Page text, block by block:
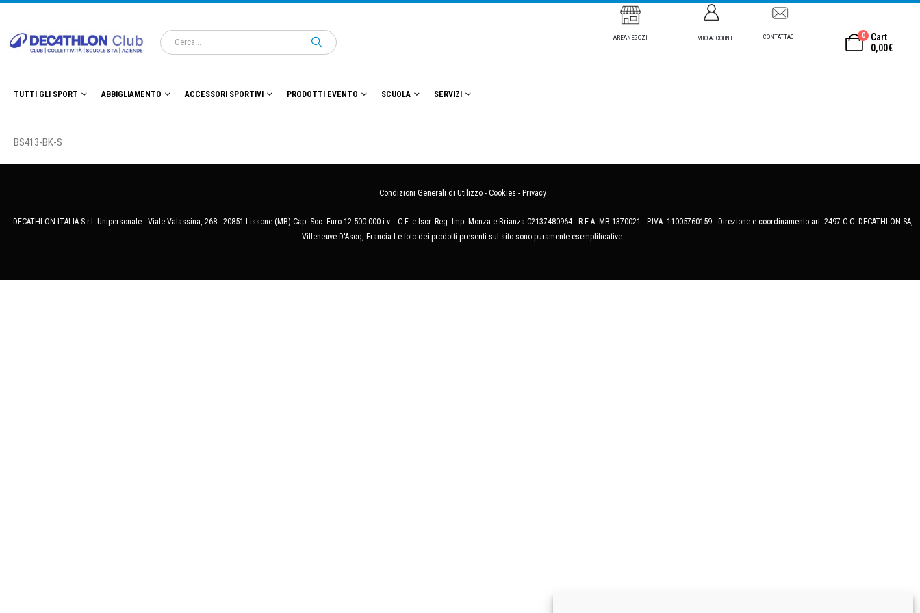
AREANEGOZI IL MIO ACCOUNT CONTATTACI 0
Cart
0,00€
TUTTI GLI SPORT ABBIGLIAMENTO ACCESSORI SPORTIVI PRODOTTI EVENTO SCUOLA SERVIZI
BS413-BK-S
Condizioni Generali di Utilizzo - Cookies - Privacy
DECATHLON ITALIA S.r.l. Unipersonale - Viale Valassina, 268 - 20851 Lissone (MB) Cap. Soc. Euro 12.500.000 i.v. - C.F. e Iscr. Reg. Imp. Monza e Brianza 02137480964 - R.E.A. MB-1370021 - P.IVA. 11005760159 - Direzione e coordinamento art. 2497 C.C. DECATHLON SA,
Villeneuve D'Ascq, Francia Le foto dei prodotti presenti sul sito sono puramente esemplificative.